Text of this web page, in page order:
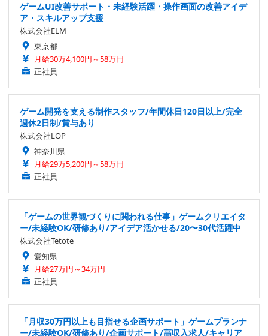
ゲームUI改善サポート・未経験活躍・操作画面の改善アイデ
ア・スキルアップ支援
株式会社ELM
東京都
月給30万4,100円～58万円
正社員
ゲーム開発を支える制作スタッフ/年間休日120日以上/完全
週休2日制/賞与あり
株式会社LOP
神奈川県
月給29万5,200円～58万円
正社員
「ゲームの世界観づくりに関われる仕事」ゲームクリエイタ
ー/未経験OK/研修あり/アイデア活かせる/20〜30代活躍中
株式会社Tetote
愛知県
月給27万円～34万円
正社員
「月収30万円以上も目指せる企画サポート」ゲームプランナ
ー/未経験OK/研修あり/企画サポート/高収入求人/キャリア